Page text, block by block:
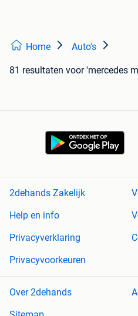
Home Auto's
81 resultaten voor 'mercedes
2dehands Zakelijk
Help en info
Privacyverklaring
Privacyvoorkeuren
Over 2dehands